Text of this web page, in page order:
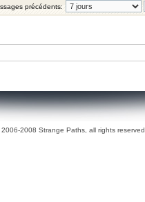
précédents:
2008 Strange Paths, all rights reserved.